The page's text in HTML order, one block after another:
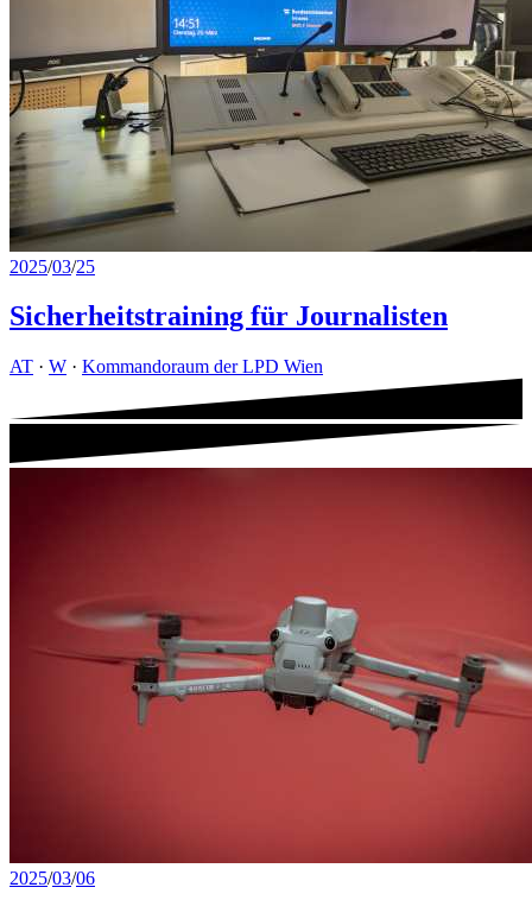
2025/03/25
Sicherheitstraining für Journalisten
AT · W · Kommandoraum der LPD Wien
2025/03/06